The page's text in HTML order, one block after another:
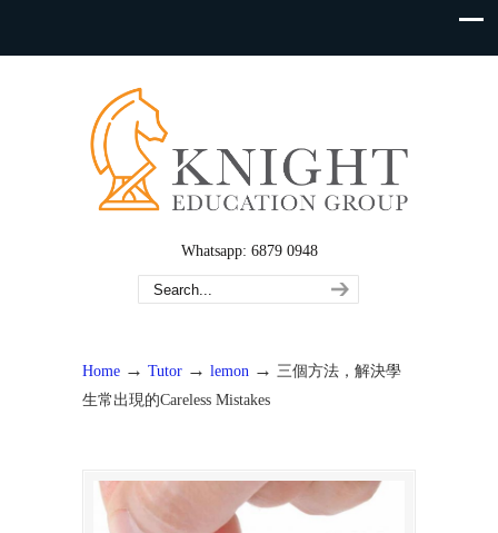
Whatsapp: 6879 0948
Home → Tutor → lemon → 三個方法，解決學
生常出現的Careless Mistakes